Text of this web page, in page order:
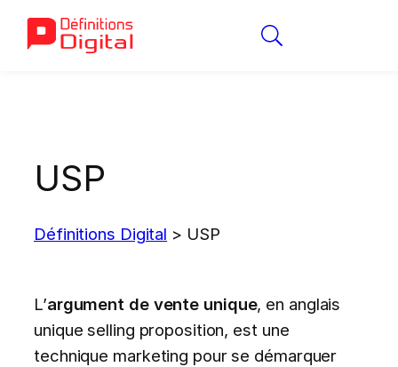
USP
Définitions Digital > USP
L’argument de vente unique, en anglais
unique selling proposition, est une
technique marketing pour se démarquer